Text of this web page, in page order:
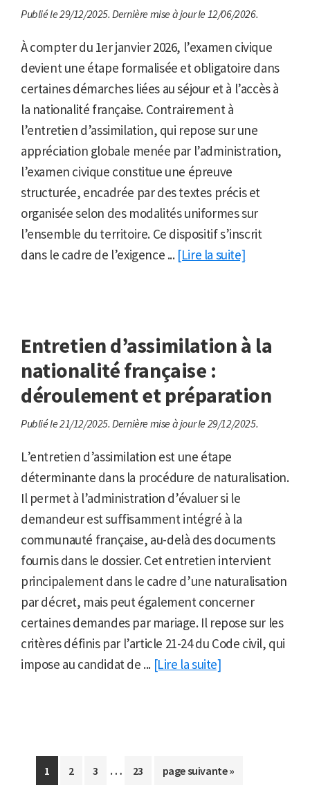
Publié le 29/12/2025. Dernière mise à jour le 12/06/2026.
À compter du 1er janvier 2026, l’examen civique
devient une étape formalisée et obligatoire dans
certaines démarches liées au séjour et à l’accès à
la nationalité française. Contrairement à
l’entretien d’assimilation, qui repose sur une
appréciation globale menée par l’administration,
l’examen civique constitue une épreuve
structurée, encadrée par des textes précis et
organisée selon des modalités uniformes sur
l’ensemble du territoire. Ce dispositif s’inscrit
dans le cadre de l’exigence ... [Lire la suite]
Entretien d’assimilation à la
nationalité française :
déroulement et préparation
Publié le 21/12/2025. Dernière mise à jour le 29/12/2025.
L’entretien d’assimilation est une étape
déterminante dans la procédure de naturalisation.
Il permet à l’administration d’évaluer si le
demandeur est suffisamment intégré à la
communauté française, au-delà des documents
fournis dans le dossier. Cet entretien intervient
principalement dans le cadre d’une naturalisation
par décret, mais peut également concerner
certaines demandes par mariage. Il repose sur les
critères définis par l’article 21-24 du Code civil, qui
impose au candidat de ... [Lire la suite]
Aller
à
1
Aller
2
Aller
3
Pages
…
Aller
23
Aller
page suivante »